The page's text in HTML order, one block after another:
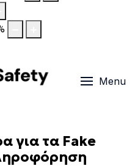
Menu
για τα Fake